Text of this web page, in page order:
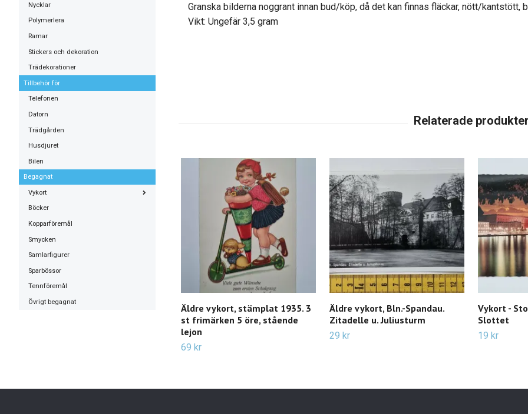
Nycklar
Polymerlera
Ramar
Stickers och dekoration
Trädekorationer
Tillbehör för
Telefonen
Datorn
Trädgården
Husdjuret
Bilen
Begagnat
Vykort
Böcker
Kopparföremål
Smycken
Samlarfigurer
Sparbössor
Tennföremål
Övrigt begagnat
Granska bilderna noggrant innan bud/köp, då det kan finnas fläckar, nött/kantstött,
Vikt: Ungefär 3,5 gram
Äldre vykort, stämplat 1935. 3
st frimärken 5 öre, stående
lejon
69 kr
Äldre vykort, Bln.-Spandau.
Zitadelle u. Juliusturm
29 kr
Vykort -
Slottet
19 kr